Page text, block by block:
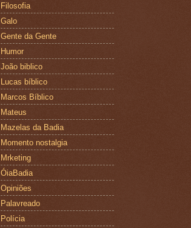
Filosofia
Galo
Gente da Gente
Humor
João biblico
Lucas bíblico
Marcos Bíblico
Mateus
Mazelas da Badia
Momento nostalgia
Mrketing
ÓiaBadia
Opiniões
Palavreado
Polícia